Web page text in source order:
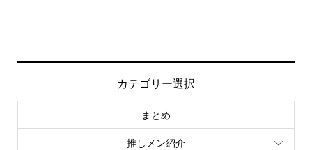
カテゴリー選択
まとめ
推しメン紹介